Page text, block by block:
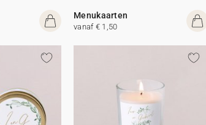
Menukaarten
vanaf € 1,50